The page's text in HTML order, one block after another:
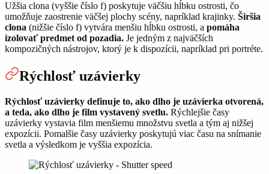
Užšia clona (vyššie číslo f) poskytuje väčšiu hĺbku ostrosti, čo
umožňuje zaostrenie väčšej plochy scény, napríklad krajinky. Širšia
clona (nižšie číslo f) vytvára menšiu hĺbku ostrosti, a pomáha
izolovať predmet od pozadia. Je jedným z najväčších
kompozičných nástrojov, ktorý je k dispozícii, napríklad pri portréte.
Rýchlosť uzávierky
Rýchlosť uzávierky definuje to, ako dlho je uzávierka otvorená,
a teda, ako dlho je film vystavený svetlu. Rýchlejšie časy
uzávierky vystavia film menšiemu množstvu svetla a tým aj nižšej
expozícii. Pomalšie časy uzávierky poskytujú viac času na snímanie
svetla a výsledkom je vyššia expozícia.